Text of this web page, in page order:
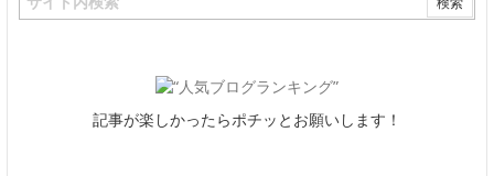
記事が楽しかったらポチッとお願いします！